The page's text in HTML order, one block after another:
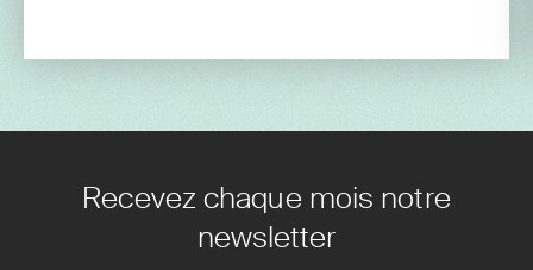
Recevez chaque mois notre
newsletter